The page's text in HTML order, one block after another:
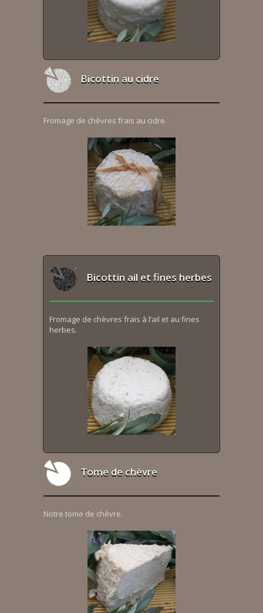
Bicottin au cidre
Fromage de chèvres frais au cidre.
Bicottin ail et fines herbes
Fromage de chèvres frais à l’ail et au fines
herbes.
Tome de chèvre
Notre tome de chèvre.